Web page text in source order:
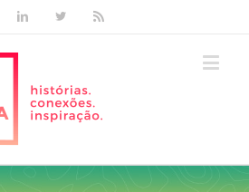
LinkedinTwitter